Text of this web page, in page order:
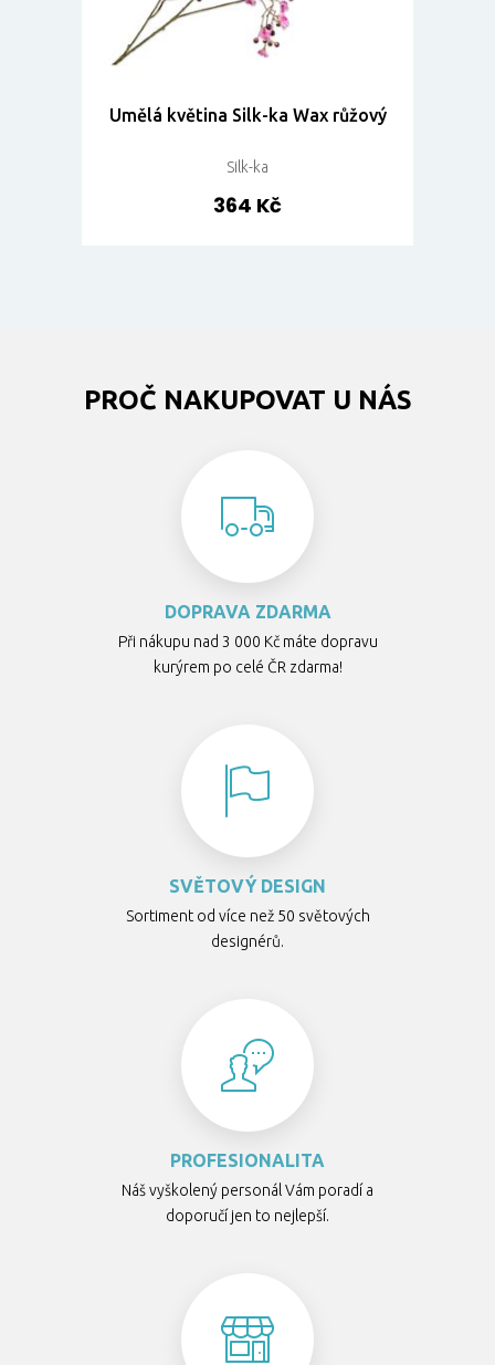
Umělá květina Silk-ka Wax růžový
Silk-ka
364 Kč
PROČ NAKUPOVAT U NÁS
DOPRAVA ZDARMA
Při nákupu nad 3 000 Kč máte dopravu
kurýrem po celé ČR zdarma!
SVĚTOVÝ DESIGN
Sortiment od více než 50 světových
designérů.
PROFESIONALITA
Náš vyškolený personál Vám poradí a
doporučí jen to nejlepší.